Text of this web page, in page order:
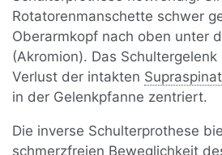
Rotatorenmanschette schwer
Oberarmkopf nach oben unter
(Akromion). Das
Verlust der intakten
in der Gelenkpfanne zentriert.
Die inverse Schulterprothese
schmerzfreien Beweglichkeit